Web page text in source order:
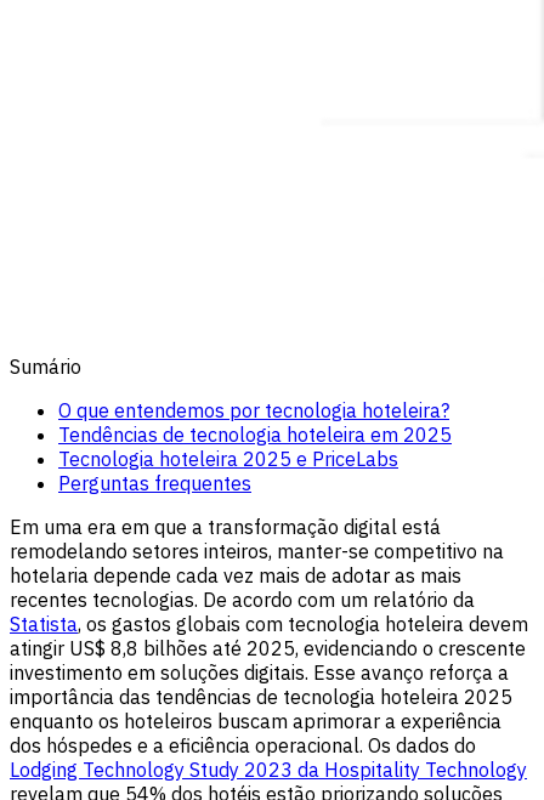
Sumário
O que entendemos por tecnologia hoteleira?
Tendências de tecnologia hoteleira em 2025
Tecnologia hoteleira 2025 e PriceLabs
Perguntas frequentes
Em uma era em que a transformação digital está
remodelando setores inteiros, manter-se competitivo na
hotelaria depende cada vez mais de adotar as mais
recentes tecnologias. De acordo com um relatório da
Statista, os gastos globais com tecnologia hoteleira devem
atingir US$ 8,8 bilhões até 2025, evidenciando o crescente
investimento em soluções digitais. Esse avanço reforça a
importância das tendências de tecnologia hoteleira 2025
enquanto os hoteleiros buscam aprimorar a experiência
dos hóspedes e a eficiência operacional. Os dados do
Lodging Technology Study 2023 da Hospitality Technology
revelam que 54% dos hotéis estão priorizando soluções